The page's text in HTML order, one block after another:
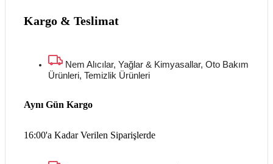
Kargo & Teslimat
Nem Alıcılar, Yağlar & Kimyasallar, Oto Bakım
Ürünleri, Temizlik Ürünleri
16:00'a Kadar Verilen Siparişlerde
Aynı Gün Kargo